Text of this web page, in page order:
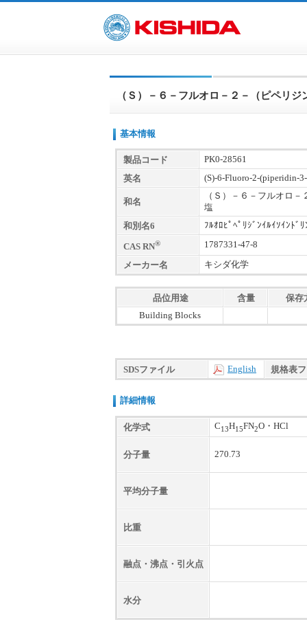
（Ｓ）－６－フルオロ－２－（ピペリ
基本情報
製品コード
PK0-28561
英名
(S)-6-Fluoro-2-(piperidin-
和名
（Ｓ）－６－フルオロ
塩
和別名6
ﾌﾙｵﾛﾋﾟﾍﾟﾘｼﾞﾝｲﾙｲｿｲﾝﾄﾞ
CAS RN® 1787331-47-8
メーカー名 キシダ化学
品位用途 含量
保存
Building Blocks
SDSファイル English 規格表
詳細情報
化学式 C13H15FN2O・HCl
分子量 270.73
平均分子量
比重
融点・沸点・引火点
水分